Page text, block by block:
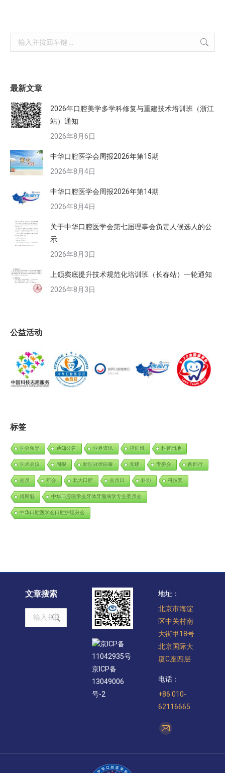
Search:
最新文章
2026年口腔美学多学科修复与重建技术培训班（浙江
站）通知
2026年8月6日
中华口腔医学会周报2026年第15期
2026年8月4日
中华口腔医学会周报2026年第14期
2026年8月4日
关于中华口腔医学会第七届理事会负责人候选人的公
示
2026年8月3日
上颌窦底提升技术规范化培训班（长春站）一轮通知
2026年8月3日
公益活动
标签
学会领导 通知公告 业界资讯 培训班 科普园地
学术会议 周报 新型冠状病毒 党建 专委会 西部行
会员 年会 北大口腔 会员日 科协 科技奖
傅民魁 中华口腔医学会牙体牙髓病学专业委员会
中华口腔医学会口腔护理分会
文章搜索
Search:
京ICP备
11042935号
京ICP备
13049006
号-2
地址：
北京市海淀
区中关村南
大街甲18号
北京国际大
厦C座四层
电话：
+86 010-
62116665
找到我们：
Mail